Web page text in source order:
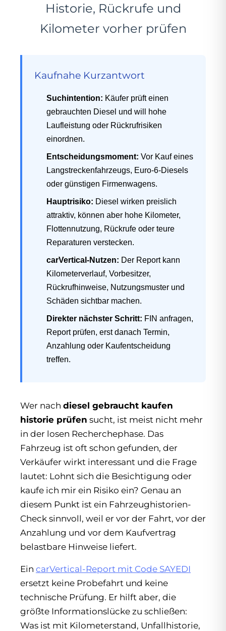
Historie, Rückrufe und
Kilometer vorher prüfen
Kaufnahe Kurzantwort
Suchintention: Käufer prüft einen
gebrauchten Diesel und will hohe
Laufleistung oder Rückrufrisiken
einordnen.
Entscheidungsmoment: Vor Kauf eines
Langstreckenfahrzeugs, Euro-6-Diesels
oder günstigen Firmenwagens.
Hauptrisiko: Diesel wirken preislich
attraktiv, können aber hohe Kilometer,
Flottennutzung, Rückrufe oder teure
Reparaturen verstecken.
carVertical-Nutzen: Der Report kann
Kilometerverlauf, Vorbesitzer,
Rückrufhinweise, Nutzungsmuster und
Schäden sichtbar machen.
Direkter nächster Schritt: FIN anfragen,
Report prüfen, erst danach Termin,
Anzahlung oder Kaufentscheidung
treffen.
Wer nach diesel gebraucht kaufen
historie prüfen sucht, ist meist nicht mehr
in der losen Recherchephase. Das
Fahrzeug ist oft schon gefunden, der
Verkäufer wirkt interessant und die Frage
lautet: Lohnt sich die Besichtigung oder
kaufe ich mir ein Risiko ein? Genau an
diesem Punkt ist ein Fahrzeughistorien-
Check sinnvoll, weil er vor der Fahrt, vor der
Anzahlung und vor dem Kaufvertrag
belastbare Hinweise liefert.
Ein carVertical-Report mit Code SAYEDI
ersetzt keine Probefahrt und keine
technische Prüfung. Er hilft aber, die
größte Informationslücke zu schließen:
Was ist mit Kilometerstand, Unfallhistorie,